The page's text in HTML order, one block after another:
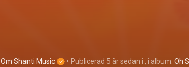
Om Shanti Music • Publicerad 5 år sedan i , i album: Oh